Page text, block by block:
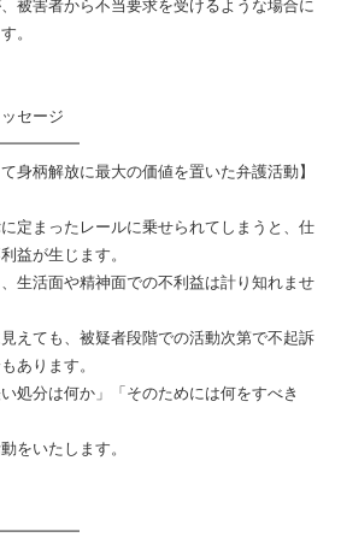
被害者から不当要求を受けるような場合に
。
セージ
身柄解放に最大の価値を置いた弁護活動】
定まったレールに乗せられてしまうと、仕
益が生じます。
生活面や精神面での不利益は計り知れませ
えても、被疑者段階での活動次第で不起訴
あります。
処分は何か」「そのためには何をすべき
をいたします。